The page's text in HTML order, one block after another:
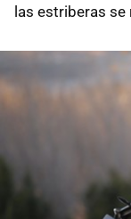
las estriberas se